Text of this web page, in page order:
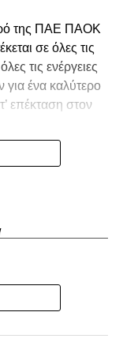
της ΠΑΕ ΠΑΟΚ
σε όλες τις
τις ενέργειες
ένα καλύτερο
επέκταση στον
ο ΠΑΟΚ δεν θα
ΠΑΟΚ, να